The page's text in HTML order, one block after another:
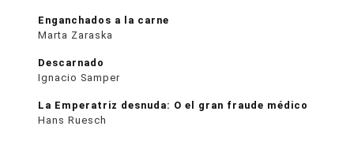
Enganchados a la carne
Marta Zaraska
Descarnado
Ignacio Samper
La Emperatriz desnuda: O el gran fraude médico
Hans Ruesch